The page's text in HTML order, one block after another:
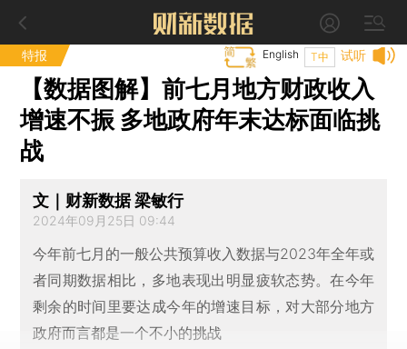
特报 试听
T中
English
【数据图解】前七月地方财政收入
增速不振 多地政府年末达标面临挑
战
文｜财新数据 梁敏行
2024年09月25日 09:44
今年前七月的一般公共预算收入数据与2023年全年或
者同期数据相比，多地表现出明显疲软态势。在今年
剩余的时间里要达成今年的增速目标，对大部分地方
政府而言都是一个不小的挑战